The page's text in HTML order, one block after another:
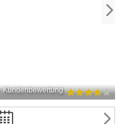
Kundenbewertung